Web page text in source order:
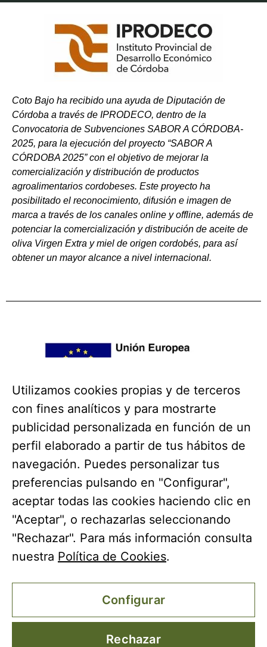
Coto Bajo ha recibido una ayuda de Diputación de
Córdoba a través de IPRODECO, dentro de la
Convocatoria de Subvenciones SABOR A CÓRDOBA-
2025, para la ejecución del proyecto “SABOR A
CÓRDOBA 2025” con el objetivo de mejorar la
comercialización y distribución de productos
agroalimentarios cordobeses. Este proyecto ha
posibilitado el reconocimiento, difusión e imagen de
marca a través de los canales online y offline, además de
potenciar la comercialización y distribución de aceite de
oliva Virgen Extra y miel de origen cordobés, para así
obtener un mayor alcance a nivel internacional.
Coto Bajo ha recibido una ayuda de la Unión Europea
2014-2020, financiada como parte de la respuesta de la
Unión a la pandemia de COVID-19 (REACT-UE), para
compensar el sobrecoste energético de gas natural y/o
electricidad a pymes y autónomos especialmente
Utilizamos cookies propias y de terceros
con fines analíticos y para mostrarte
publicidad personalizada en función de un
perfil elaborado a partir de tus hábitos de
navegación. Puedes personalizar tus
preferencias pulsando en "Configurar",
aceptar todas las cookies haciendo clic en
"Aceptar", o rechazarlas seleccionando
"Rechazar". Para más información consulta
nuestra Política de Cookies.
Configurar
Rechazar